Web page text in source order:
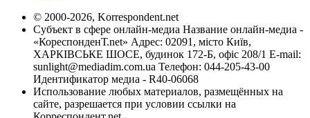
© 2000-2026, Korrespondent.net
Субъект в сфере онлайн-медиа Название онлайн-медиа -
«КореспонденТ.net» Адрес: 02091, місто Київ,
ХАРКІВСЬКЕ ШОСЕ, будинок 172-Б, офіс 208/1 E-mail:
sunlight@mediadim.com.ua Телефон: 044-205-43-00
Идентификатор медиа - R40-06068
Использование любых материалов, размещённых на
сайте, разрешается при условии ссылки на